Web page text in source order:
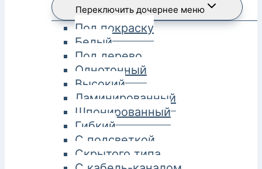
Переключить дочернее меню
Под покраску
Белый
Под дерево
Однотонный
Высокий
Ламинированный
Шпонированный
Гибкий
С подсветкой
Скрытого типа